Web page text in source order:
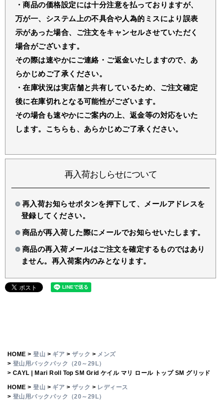
・商品の価格設定には十分注意を払っておりますが、
万が一、システム上の不具合や人為的ミスにより誤表
示があった場合、ご注文をキャンセルさせていただく
場合がございます。
その際は速やかにご連絡・ご返金いたしますので、あ
らかじめご了承ください。
・在庫状況は実店舗と共有しているため、ご注文確定
後に在庫切れとなる可能性がございます。
その場合も速やかにご案内の上、返金等の対応をいた
します。こちらも、あらかじめご了承ください。
再入荷おしらせについて
再入荷お知らせボタンを押下して、メールアドレスを
登録してください。
商品が再入荷した際にメールでお知らせいたします。
商品の再入荷メールはご注文を確定するものではあり
ません。再入荷案内のみとなります。
HOME 登山 ギア ザック
メンズ
登山用バックパック（20～29L）
CAYL | Mari Roll Top SM Grid ケイル マリ ロール トップ SM グリッド
HOME 登山 ギア ザック
レディース
登山用バックパック（20～29L）